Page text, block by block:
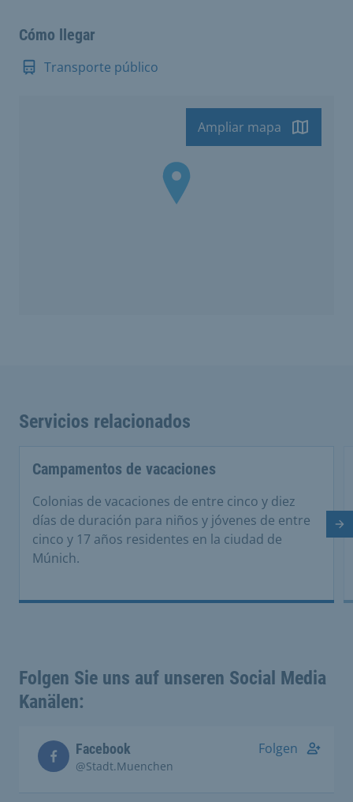
Cómo llegar
Transporte público
Ampliar mapa
Servicios relacionados
Campamentos de vacaciones
Colonias de vacaciones de entre cinco y diez
días de duración para niños y jóvenes de entre
cinco y 17 años residentes en la ciudad de
Múnich.
Folgen Sie uns auf unseren Social Media
Kanälen:
Facebook
@Stadt.Muenchen
Folgen